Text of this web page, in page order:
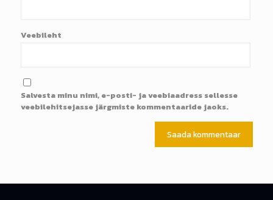
Veebileht
Salvesta minu nimi, e-posti- ja veebiaadress sellesse
veebilehitsejasse järgmiste kommentaaride jaoks.